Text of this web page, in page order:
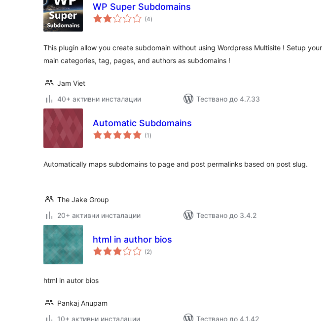
WP Super Subdomains
(4общо
оценки
)
This plugin allow you create subdomain without using Wordpress Multisite ! Setup your
main categories, tag, pages, and authors as subdomains !
Jam Viet
40+ активни инсталации
Тествано до 4.7.33
Automatic Subdomains
(1 общо
оценки
)
Automatically maps subdomains to page and post permalinks based on post slug.
The Jake Group
20+ активни инсталации
Тествано до 3.4.2
html in author bios
(2общо
оценки
)
html in autor bios
Pankaj Anupam
10+ активни инсталации
Тествано до 4.1.42